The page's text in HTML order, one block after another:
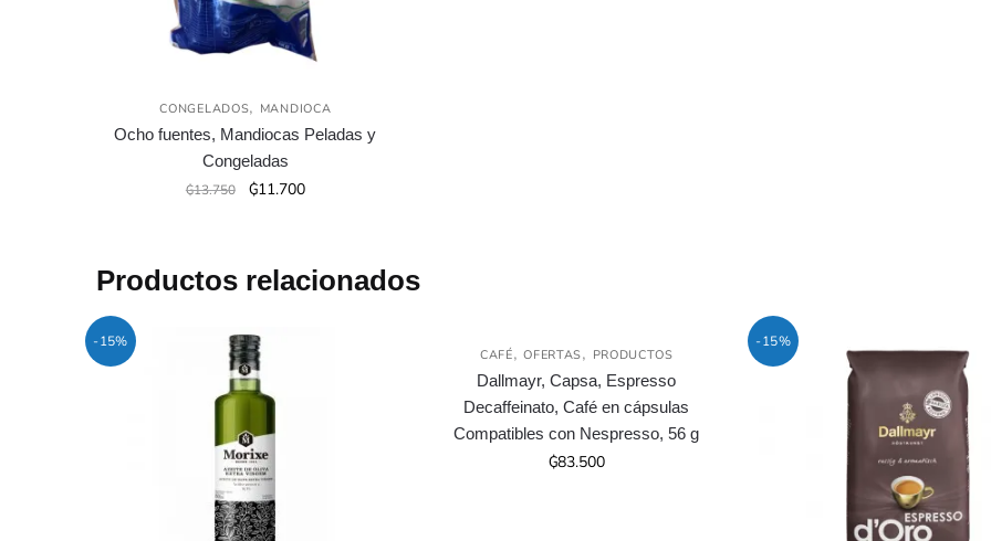
CONGELADOS, MANDIOCA
Ocho fuentes, Mandiocas Peladas y
Congeladas
₲13.750
El
₲13.750.
₲11.700El
₲11.700.
Productos relacionados
-15%
Agotado
CAFÉ,OFERTAS, PRODUCTOS
Dallmayr, Capsa, Espresso
Decaffeinato, Café en cápsulas
Compatibles con Nespresso, 56 g
₲83.500
-15%